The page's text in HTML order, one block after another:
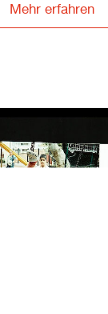
Mehr erfahren